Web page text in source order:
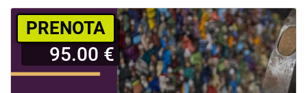
PRENOTA
95.00 €